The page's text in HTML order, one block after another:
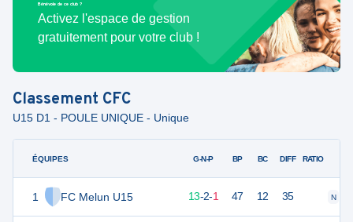
Bénévole de ce club ?
Activez l'espace de gestion
gratuitement pour votre club !
Classement CFC
U15 D1 - POULE UNIQUE - Unique
ÉQUIPES
1 FC Melun U15
G-N-P BP BC DIFF RATIO
13-2-1 47 12 35 N